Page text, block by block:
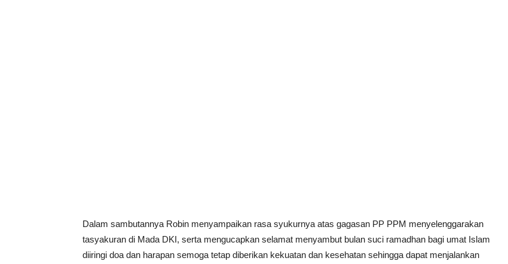
Dalam sambutannya Robin menyampaikan rasa syukurnya atas gagasan PP PPM menyelenggarakan
tasyakuran di Mada DKI, serta mengucapkan selamat menyambut bulan suci ramadhan bagi umat Islam
diiringi doa dan harapan semoga tetap diberikan kekuatan dan kesehatan sehingga dapat menjalankan